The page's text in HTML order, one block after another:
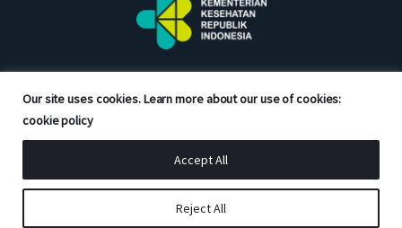
Our site uses cookies. Learn more about our use of cookies:
cookie policy
Reject All
Accept All
Copyright © 2026 Good Doctor. All rights reserved.